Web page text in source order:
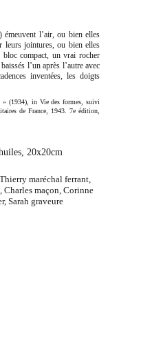
émeuvent l’air, ou bien elles
leurs jointures, ou bien elles
compact, un vrai rocher
l’un après l’autre avec
inventées, les doigts
(1934), in Vie des formes, suivi
de France, 1943. 7e édition,
20x20cm
maréchal ferrant,
Charles maçon, Corinne
Sarah graveure